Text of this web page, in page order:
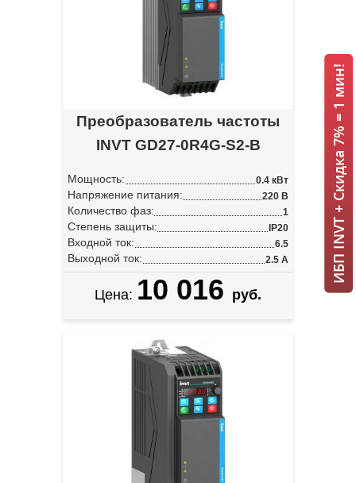
Преобразователь частоты
INVT GD27-0R4G-S2-B
Мощность: 0.4 кВт
Напряжение питания: 220 В
Количество фаз: 1
Степень защиты: IP20
Входной ток: 6.5
Выходной ток: 2.5 А
Цена: 10 016 руб.
ИБП INVT + Скидка 7% = 1 мин!